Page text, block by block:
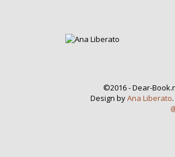
©2016 - Dear-
Design byAna Liberato